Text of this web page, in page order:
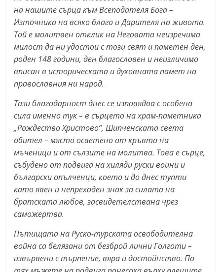
а
г
о
р
–
a
z
n
a
k
.
i
n
f
o
на нашите сърца към Всеподателя Бога –
Източника на всяко благо и Дарителя на живота.
Той е молитвен отклик на Неговата неизречима
милост да ни удостои с този свят и паметен ден,
роден 148 години, ден благословен и неизличимо
вписан в историческата и духовната памет на
православния ни народ.
Тази благодарност днес се изповядва с особена
сила именно тук – в сърцето на храм-паметника
„Рождество Христово“, Шипченската света
обител – място осветено от кръвта на
мъченици и от сълзите на молитва. Това е сърце,
събудено от подвига на хиляди руски воини и
български опълченци, което и до днес тупти
като явен и непреходен знак за силата на
братската любов, засвидетелствана чрез
саможертва.
Пътищата на Руско-турската освободителна
война са белязани от безброй лични Голготи –
извървени с търпение, вяра и достойнство. По